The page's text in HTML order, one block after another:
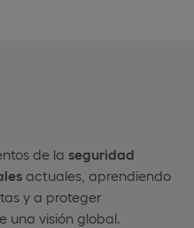
de la seguridad
actuales, aprendiendo
y a proteger
una visión global.